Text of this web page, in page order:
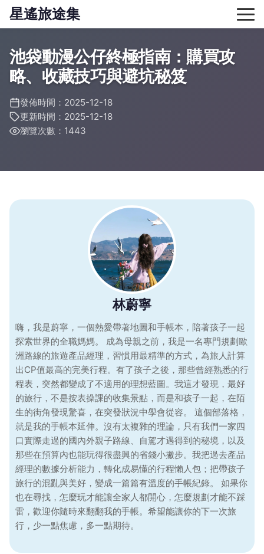
星遙旅途集
池袋動漫公仔終極指南：購買攻
略、收藏技巧與避坑秘笈
發佈時間：2025-12-18
更新時間：2025-12-18
瀏覽次數：1443
林蔚寧
嗨，我是蔚寧，一個熱愛帶著地圖和手帳本，陪著孩子一起
探索世界的全職媽媽。 成為母親之前，我是一名專門規劃歐
洲路線的旅遊產品經理，習慣用最精準的方式，為旅人計算
出CP值最高的完美行程。有了孩子之後，那些曾經熟悉的行
程表，突然都變成了不適用的理想藍圖。我這才發現，最好
的旅行，不是按表操課的收集景點，而是和孩子一起，在陌
生的街角發現驚喜，在突發狀況中學會從容。 這個部落格，
就是我的手帳本延伸。沒有太複雜的理論，只有我們一家四
口實際走過的國內外親子路線、自駕才遇得到的秘境，以及
那些在預算內也能玩得很盡興的省錢小撇步。我把過去產品
經理的數據分析能力，轉化成易懂的行程懶人包；把帶孩子
旅行的混亂與美好，變成一篇篇有溫度的手帳紀錄。 如果你
也在尋找，怎麼玩才能讓全家人都開心，怎麼規劃才能不踩
雷，歡迎你隨時來翻翻我的手帳。希望能讓你的下一次旅
行，少一點焦慮，多一點期待。